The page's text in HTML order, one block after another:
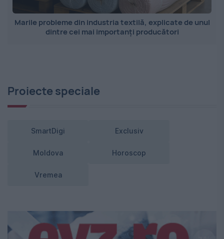
Marile probleme din industria textilă, explicate de unul
dintre cei mai importanți producători
Proiecte speciale
SmartDigi Exclusiv
Moldova Horoscop
Vremea